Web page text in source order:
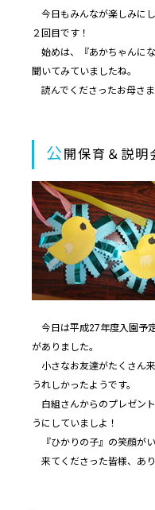
今日もみんなが楽しみに
２回目です！
始めは、『あかちゃんに
聞いてみていましたね。
読んでくださったお母さま
公 開保育＆説
今日は平成27年度入園予
がありました。
小さなお友達がたくさん
うれしかったようです。
白組さんからのプレゼン
うにしていましよ！
『ひかりの子』の笑顔がい
来てくださった皆様、あり